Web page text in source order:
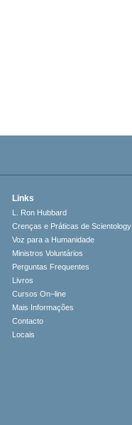
Links
L. Ron Hubbard
Crenças e Práticas de Scientology
Voz para a Humanidade
Ministros Voluntários
Perguntas Frequentes
Livros
Cursos On–line
Mais Informações
Contacto
Locais